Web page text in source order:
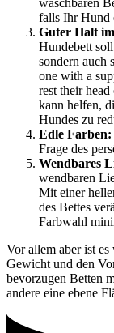
falls Ihr Hund
Guter Halt
Hundebett
sondern auch
one with a
rest their
kann helfen,
Hundes zu
Edle Farben:
Frage des
Wendbares
wendbaren
Mit einer
des Bettes
Farbwahl
Vor allem aber ist
Gewicht und den
bevorzugen Betten
andere eine ebene